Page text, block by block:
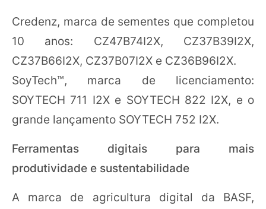
Credenz, marca de sementes que completou
10 anos: CZ47B74I2X, CZ37B39I2X,
CZ37B66I2X, CZ37B07I2X e CZ36B96I2X.
SoyTech™, marca de licenciamento:
SOYTECH 711 I2X e SOYTECH 822 I2X, e o
grande lançamento SOYTECH 752 I2X.
Ferramentas digitais para mais
produtividade e sustentabilidade
A marca de agricultura digital da BASF,